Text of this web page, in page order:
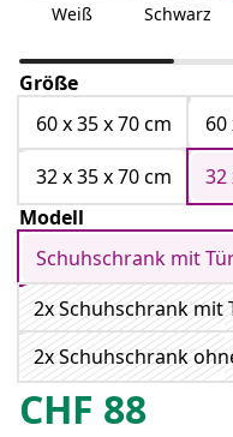
Weiß Schwarz
Größe
60 x 35 x 70 cm
60
32 x 35 x 70 cm
32
Modell
Schuhschrank mit
2x Schuhschrank mit
2x Schuhschrank
CHF 88